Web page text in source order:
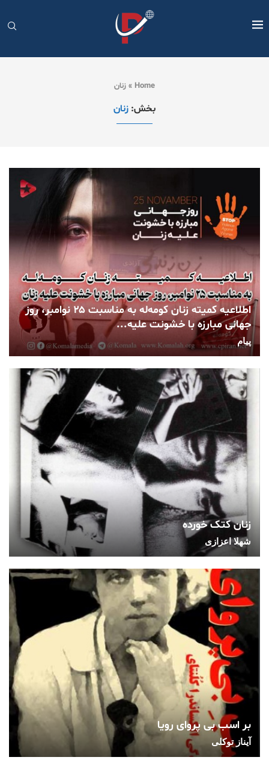
Home
» زنان
بخش: زنان
اطلاعیه کمیته زنان کومه‌له به مناسبت ۲۵ نوامبر، روز
جهانی مبارزه با خشونت علیه...
پیام
زنان کتک خورده
شهلا اعزازی
بر اسب بی پروای رویا
آیناز توکلی